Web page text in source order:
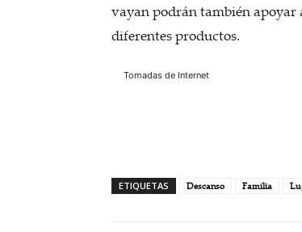
vayan podrán también apoyar
diferentes productos.
Tomadas de Internet
ETIQUETAS Descanso Familia